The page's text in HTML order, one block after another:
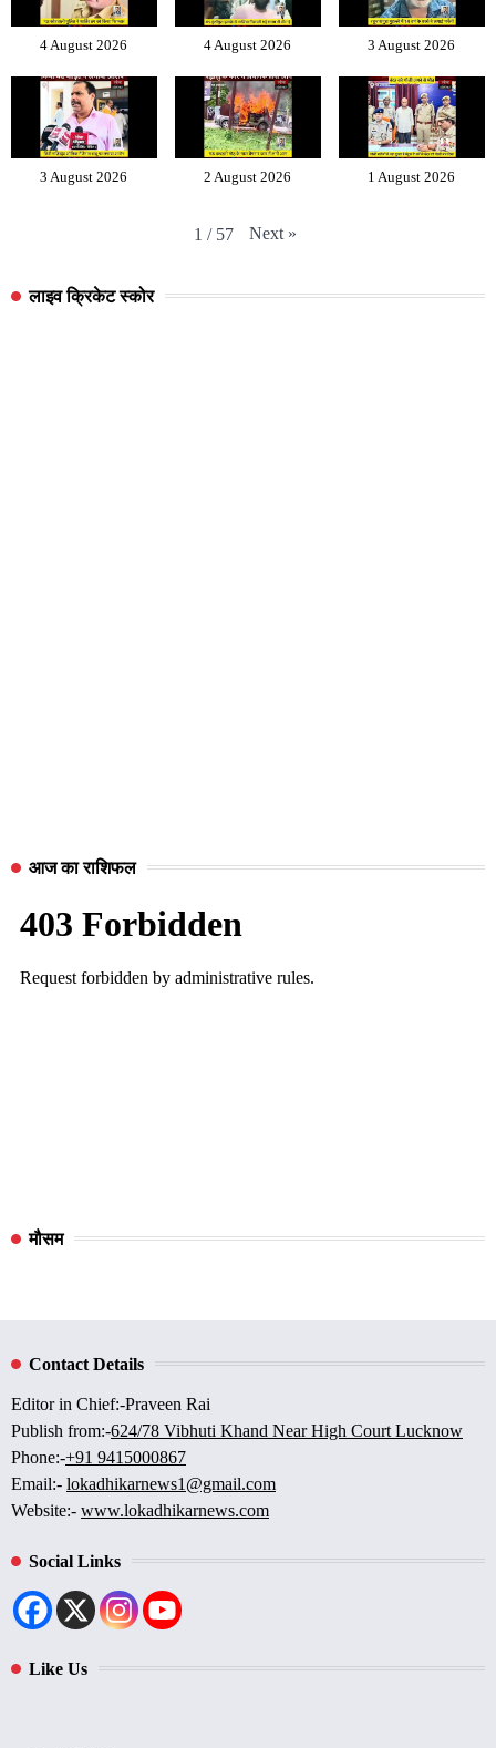
4 August 2026 4 August 2026 3 August 2026
3 August 2026 2 August 2026 1 August 2026
1 / 57 Next »
लाइव क्रिकेट स्कोर
आज का राशिफल
मौसम
Contact Details
Editor in Chief:-Praveen Rai
Publish from:-624/78 Vibhuti Khand Near High Court Lucknow
Phone:-+91 9415000867
Email:- lokadhikarnews1@gmail.com
Website:- www.lokadhikarnews.com
Social Links
Like Us